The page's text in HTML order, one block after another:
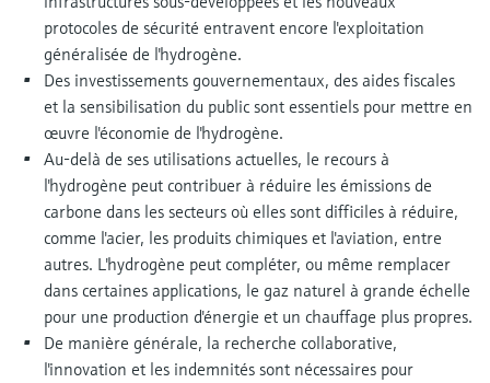
protocoles de sécurité entravent encore l'exploitation
généralisée de l'hydrogène.
Des investissements gouvernementaux, des aides fiscales
et la sensibilisation du public sont essentiels pour mettre en
œuvre l'économie de l'hydrogène.
Au-delà de ses utilisations actuelles, le recours à
l'hydrogène peut contribuer à réduire les émissions de
carbone dans les secteurs où elles sont difficiles à réduire,
comme l'acier, les produits chimiques et l'aviation, entre
autres. L'hydrogène peut compléter, ou même remplacer
dans certaines applications, le gaz naturel à grande échelle
pour une production d'énergie et un chauffage plus propres.
De manière générale, la recherche collaborative,
l'innovation et les indemnités sont nécessaires pour